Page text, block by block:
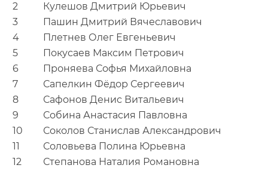
2
Кулешов Дмитрий Юрьевич
3
Пашин Дмитрий Вячеславович
4
Плетнев Олег Евгеньевич
5
Покусаев Максим Петрович
6
Проняева Софья Михайловна
7
Сапелкин Фёдор Сергеевич
8
Сафонов Денис Витальевич
9
Собина Анастасия Павловна
10
Соколов Станислав Александрович
11
Соловьева Полина Юрьевна
12
Степанова Наталия Романовна